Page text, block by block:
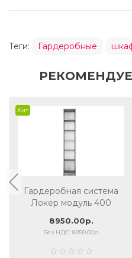
Теги: Гардеробные
Хит
Гардеробная система
Локер модуль 400
8950.00р.
Без НДС: 8950.00р.